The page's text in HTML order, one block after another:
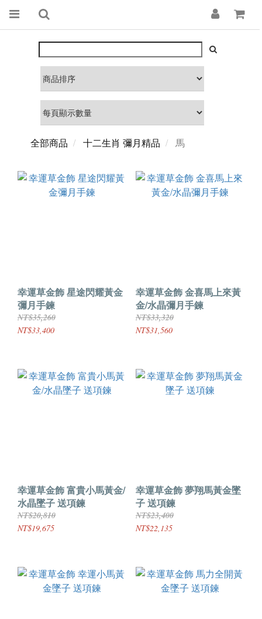
全部商品 十二生肖 彌月精品 馬
幸運草金飾 星途閃耀黃金
彌月手鍊
NT$35,260
NT$33,400
幸運草金飾 金喜馬上來黃
金/水晶彌月手鍊
NT$33,320
NT$31,560
幸運草金飾 富貴小馬黃金/
水晶墜子 送項鍊
NT$20,810
NT$19,675
幸運草金飾 夢翔馬黃金墜
子 送項鍊
NT$23,400
NT$22,135